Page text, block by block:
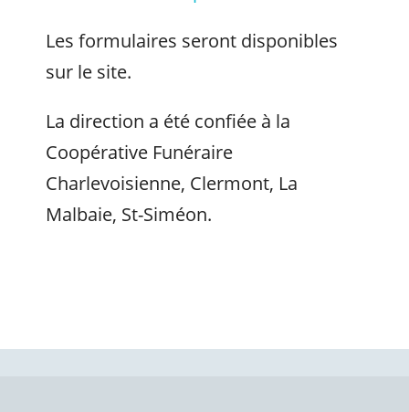
Les formulaires seront disponibles
sur le site.
La direction a été confiée à la
Coopérative Funéraire
Charlevoisienne, Clermont, La
Malbaie, St-Siméon.